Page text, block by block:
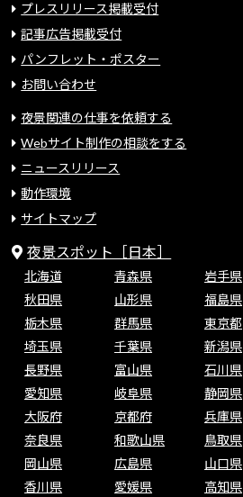
プレスリリース掲載受付
記事広告掲載受付
パンフレット・ポスター
お問い合わせ
夜景関連の仕事を依頼する
Webサイト制作の相談をする
ニュースリリース
動作環境
サイトマップ
夜景スポット［日本］
北海道 青森県 岩手県
秋田県
山形県 福島県
栃木県
群馬県 東京都
埼玉県
千葉県 新潟県
長野県
富山県 石川県
愛知県
岐阜県 静岡県
大阪府
京都府 兵庫県
奈良県
和歌山県 鳥取県
岡山県
広島県 山口県
香川県
愛媛県 高知県